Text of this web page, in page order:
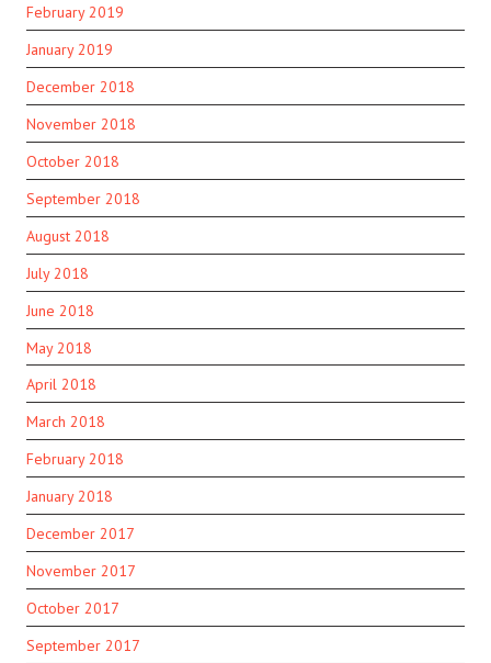
February 2019
January 2019
December 2018
November 2018
October 2018
September 2018
August 2018
July 2018
June 2018
May 2018
April 2018
March 2018
February 2018
January 2018
December 2017
November 2017
October 2017
September 2017